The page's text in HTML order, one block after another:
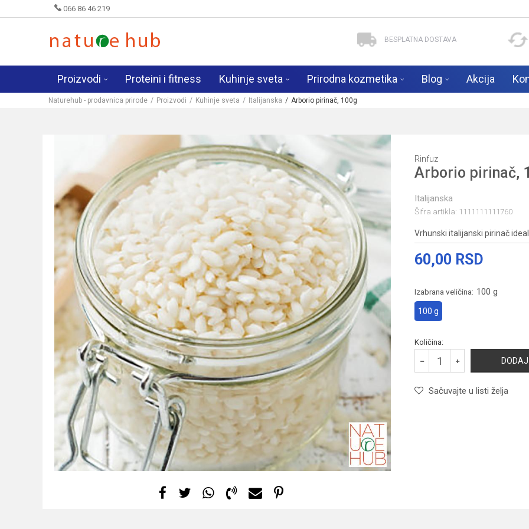
066 86 46 219
BESPLATNA DOSTAVA
Proizvodi Proteini i fitness Kuhinje sveta Prirodna kozmetika Blog Akcija
Naturehub - prodavnica prirode Proizvodi Kuhinje sveta Italijanska Arborio pirinač, 100g
Rinfuz
Arborio pirinač,
Italijanska
Šifra artikla: 1111111111760
Vrhunski italijanski pirinač
60,00 RSD
Izabrana veličina: 100 g
100 g
Količina:
Sačuvajte u listi želja